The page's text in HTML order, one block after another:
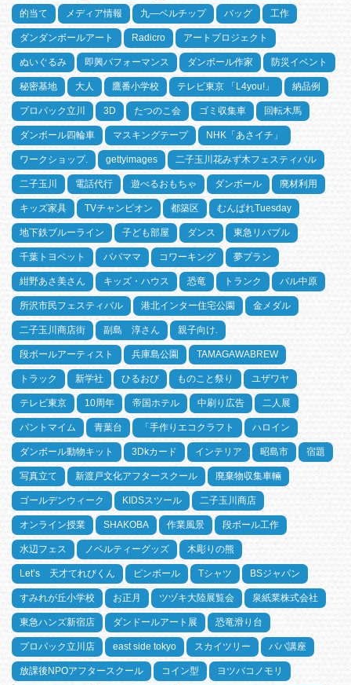
的当て メディア情報 九―ベルチップ バッグ 工作
ダンダンボールアート Radicro アートプロジェクト
ぬいぐるみ 即興パフォーマンス ダンボール作家 防災イベント
秘密基地 大人 鷹番小学校 テレビ東京 「L4you!」 納品例
プロパック立川 3D たつのこ会 ゴミ収集車 回転木馬
ダンボール四輪車 マスキングテープ NHK「あさイチ」
ワークショップ. gettyimages 二子玉川花みず木フェスティバル
二子玉川 電話代行 遊べるおもちゃ ダンボール 廃材利用
キッズ家具 TVチャンピオン 都築区 むんぱれTuesday
地下鉄ブルーライン 子ども部屋 ダンス 東急リバブル
千葉トヨペット パパママ コワーキング 夢プラン
紺野あさ美さん キッズ・ハウス 恐竜 トランク パル中原
所沢市民フェスティバル 港北インター住宅公園 金メダル
二子玉川商店街 副島 淳さん 親子向け.
段ボールアーティスト 兵庫島公園 TAMAGAWABREW
トラック 新学社 ひるおび ものこと祭り ユザワヤ
テレビ東京 10周年 帝国ホテル 中刷り広告 二人展
パントマイム 青葉台 「手作りエコクラフト ハロイン
ダンボール動物キット 3Dkカード インテリア 昭島市 宿題
写真立て 新渡戸文化アフタースクール 廃棄物収集車輛
ゴールデンウィーク KIDSスツール 二子玉川商店
オンライン授業 SHAKOBA 作業風景 段ボール工作
水辺フェス ノベルティーグッズ 木彫りの熊
Let’s 天才てれびくん ピンボール Tシャツ BSジャパン
すみれが丘小学校 お正月 ツヅキ大陸展覧会 泉紙業株式会社
東急ハンズ新宿店 ダンドールアート展 恐竜滑り台
プロパック立川店 east side tokyo スカイツリー パパ講座
放課後NPOアフタースクール コイン型 ヨツバコノモリ